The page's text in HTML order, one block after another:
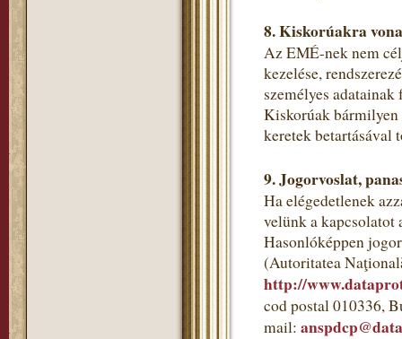
8. Kiskorúakra
Az EMÉ-nek nem
kezelése,
személyes
Kiskorúak bármilyen
keretek betartásával
9. Jogorvoslat,
Ha elégedetlenek
velünk a kapcsolatot
Hasonlóképpen
(Autoritatea
http://
cod postal 010336,
mail: